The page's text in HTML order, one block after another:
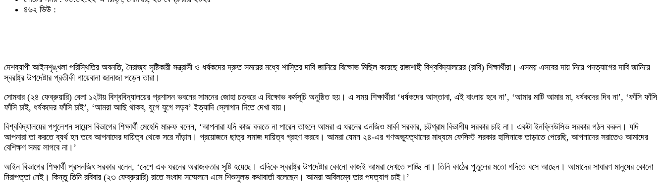
৪৬২ ভিউ :
দেশব্যাপী আইনশৃঙ্খলা পরিস্থিতির অবনতি, নৈরাজ্য সৃষ্টিকারী সন্ত্রাসী ও ধর্ষকদের দ্রুত সময়ের মধ্যে শাস্তির দাবি জানিয়ে বিক্ষোভ মিছিল করেছে রাজশাহী বিশ্ববিদ্যালয়ের (রাবি) শিক্ষার্থীরা। এসময় এসবের দায় নিয়ে পদত্যাগের দাবি জানিয়ে
স্বরাষ্ট্র উপদেষ্টার প্রতীকী গায়েবানা জানাজা পড়েন তারা।
সোমবার (২৪ ফেব্রুয়ারি) বেলা ১২টায় বিশ্ববিদ্যালয়ের প্রশাসন ভবনের সামনের জোহা চত্বরে এ বিক্ষোভ কর্মসূচি অনুষ্ঠিত হয়। এ সময় শিক্ষার্থীরা ‘ধর্ষকদের আস্তানা, এই বাংলায় হবে না’, ‘আমার মাটি আমার মা, ধর্ষকদের দিব না’, ‘ফাঁসি ফাঁসি
ফাঁসি চাই, ধর্ষকদের ফাঁসি চাই’, ‘আমরা আছি থাকব, যুগে যুগে লড়ব’ ইত্যাদি স্লোগান দিতে দেখা যায়।
বিশ্ববিদ্যালয়ের পপুলেশন সায়েন্স বিভাগের শিক্ষার্থী মেহেদি মারুফ বলেন, ‘আপনারা যদি কাজ করতে না পারেন তাহলে আমরা এ ধরনের এনজিও মার্কা সরকার, চট্টগ্রাম বিভাগীয় সরকার চাই না। একটা ইনক্লিউসিভ সরকার গঠন করুন। যদি
আপনারা তা করতে ব্যর্থ হন তবে আপনাদের দায়িত্ব থেকে সরে দাঁড়ান। প্রয়োজনে ছাত্র সমাজ দায়িত্ব গ্রহণ করবে। আমরা যেমন ২৪-এর গণঅভ্যুত্থানের মাধ্যমে ফেসিস্ট সরকার হাসিনাকে তাড়াতে পেরেছি, আপনাদের সরাতেও আমাদের
বেশিক্ষণ সময় লাগবে না।’
আইন বিভাগের শিক্ষার্থী প্রসনজিৎ সরকার বলেন, ‘দেশে এক ধরনের অরাজকতার সৃষ্টি হয়েছে। এদিকে স্বরাষ্ট্র উপদেষ্টার কোনো কাজই আমরা দেখতে পাচ্ছি না। তিনি কাঠের পুতুলের মতো গদিতে বসে আছেন। আমাদের সাধারণ মানুষের কোনো
নিরাপত্তা নেই। কিন্তু তিনি রবিবার (২৩ ফেব্রুয়ারি) রাতে সংবাদ সম্মেলনে এসে শিশুসুলভ কথাবার্তা বলেছেন। আমরা অবিলম্বে তার পদত্যাগ চাই।’